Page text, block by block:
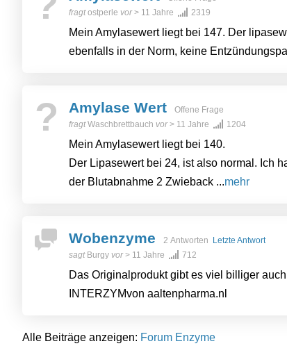
fragtostperle vor> 11 Jahre 2319
Mein Amylasewert liegt bei 147. Der
ebenfalls in der Norm, keine
? Amylase Wert
Offene Frage
fragtWaschbrettbauch vor> 11 Jahre 1204
Mein Amylasewert liegt bei 140.
Der Lipasewert bei 24, ist also normal. Ich
der Blutabnahme 2 Zwieback ...mehr
Wobenzyme 2 Antworten Letzte Antwort
sagt Burgy vor> 11 Jahre 712
Das Originalprodukt gibt es viel billiger
INTERZYMvon aaltenpharma.nl
Alle Beiträge anzeigen: Forum Enzyme